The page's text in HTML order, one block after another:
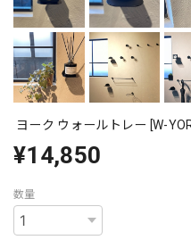
ヨーク ウォールトレー [W-
¥14,850
数量